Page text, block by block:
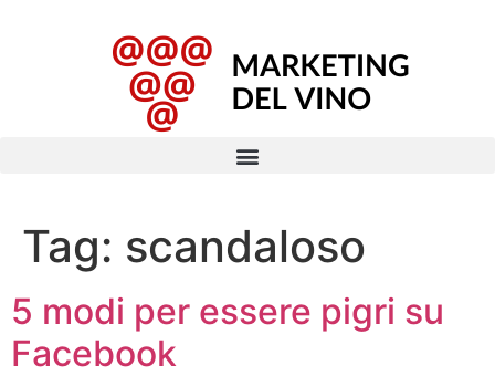
Tag: scandaloso
5 modi per essere pigri su
Facebook